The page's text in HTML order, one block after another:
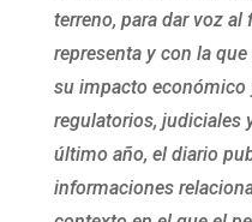
terreno, para dar voz
representa y con la
su impacto
regulatorios, judiciales
último año, el diario
informaciones